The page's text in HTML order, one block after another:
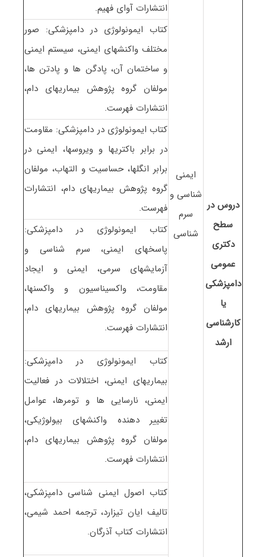
دروس در
سطح
دکتری
عمومی
دامپزشکی
یا
کارشناسی
ارشد
ایمنی
شناسی و
سرم
شناسی
انتشارات آوای فهیم.
کتاب ایمونولوژی در دامپزشکی: صور
مختلف واکنشهای ایمنی، سیستم ایمنی
و ساختمان آن، پادگن ها و پادتن ها،
مولفان گروه پژوهش بیماریهای دام،
انتشارات فهرست.
کتاب ایمونولوژی در دامپزشکی: مقاومت
در برابر باکتریها و ویروسها، ایمنی در
برابر انگلها، حساسیت و التهاب، مولفان
گروه پژوهش بیماریهای دام، انتشارات
فهرست.
کتاب ایمونولوژی در دامپزشکی:
پاسخهای ایمنی، سرم شناسی و
آزمایشهای سرمی، ایمنی و ایجاد
مقاومت، واکسیناسیون و واکسنها،
مولفان گروه پژوهش بیماریهای دام،
انتشارات فهرست.
کتاب ایمونولوژی در دامپزشکی:
بیماریهای ایمنی، اختلالات در فعالیت
ایمنی، نارسایی ها و تومرها، عوامل
تغییر دهنده واکنشهای بیولوژیکی،
مولفان گروه پژوهش بیماریهای دام،
انتشارات فهرست.
کتاب اصول ایمنی شناسی دامپزشکی،
تالیف ایان تیزارد، ترجمه احمد شیمی،
انتشارات کتاب آذرگان.